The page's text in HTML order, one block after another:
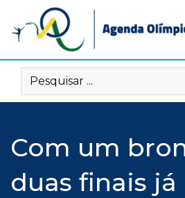
content
Com um
duas finais já